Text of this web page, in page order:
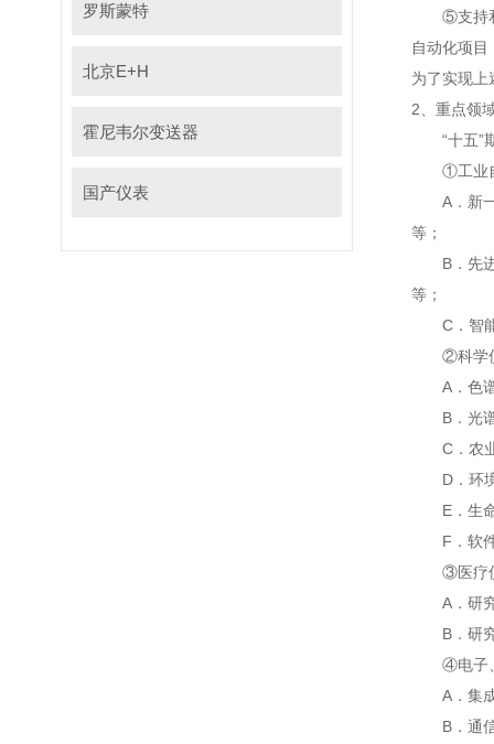
罗斯蒙特
北京E+H
霍尼韦尔变送器
国产仪表
⑤支持和发
自动化项目
为了实现上
2、重点领
“十五”期间
①工业自
A．新一代
等；
B．先进控
等；
C．智能仪
②科学
A．色谱仪
B．光谱仪
C．农业和
D．环境与
E．生命科
F．软件平
③医疗
A．研究
B．研究开
④电子
A．集成
B．通信